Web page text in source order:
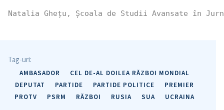
Natalia Ghețu, Școala de Studii Avansate în
Tag-uri:
AMBASADOR
CEL DE-AL DOILEA RĂZBOI MONDIAL
DEPUTAT
PARTIDE PARTIDE POLITICE
PREMIER
PROTV
PSRM RĂZBOI RUSIA SUA UCRAINA